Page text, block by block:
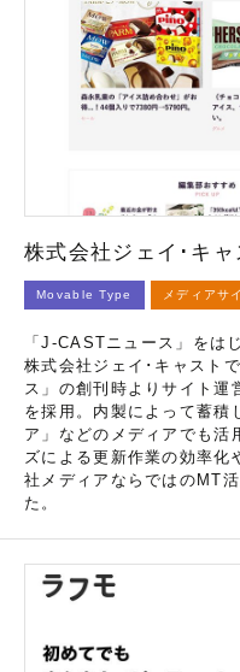
株式会社ジェイ･キャ
Movable Type メディアサ
「J-CASTニュース」をは
株式会社ジェイ･キャスト
ス」の創刊時よりサイト
を採用。内製によって蓄積
ア」などのメディアでも活
ズによる更新作業の効率化
社メディアならではのMT
た。